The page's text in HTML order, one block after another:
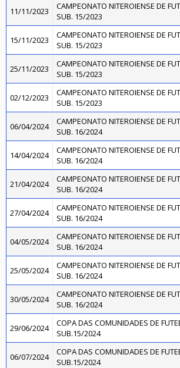
11/11/2023
CAMPEONATO NITEROIENSE DE
SUB. 15/2023
15/11/2023
CAMPEONATO NITEROIENSE DE
SUB. 15/2023
25/11/2023
CAMPEONATO NITEROIENSE DE
SUB. 15/2023
02/12/2023
CAMPEONATO NITEROIENSE DE
SUB. 15/2023
06/04/2024
CAMPEONATO NITEROIENSE DE
SUB. 16/2024
14/04/2024
CAMPEONATO NITEROIENSE DE
SUB. 16/2024
21/04/2024
CAMPEONATO NITEROIENSE DE
SUB. 16/2024
27/04/2024
CAMPEONATO NITEROIENSE DE
SUB. 16/2024
04/05/2024
CAMPEONATO NITEROIENSE DE
SUB. 16/2024
25/05/2024
CAMPEONATO NITEROIENSE DE
SUB. 16/2024
30/05/2024
CAMPEONATO NITEROIENSE DE
SUB. 16/2024
29/06/2024
COPA DAS COMUNIDADES DE
SUB.15/2024
06/07/2024
COPA DAS COMUNIDADES DE
SUB.15/2024